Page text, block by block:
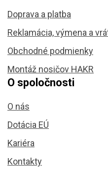
Doprava a platba
Reklamácia, výmena a
Obchodné podmienky
Montáž nosičov HAKR
O spoločnosti
O nás
Dotácia EÚ
Kariéra
Kontakty